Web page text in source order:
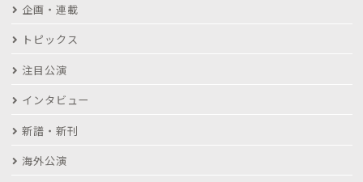
企画・連載
トピックス
注目公演
インタビュー
新譜・新刊
海外公演